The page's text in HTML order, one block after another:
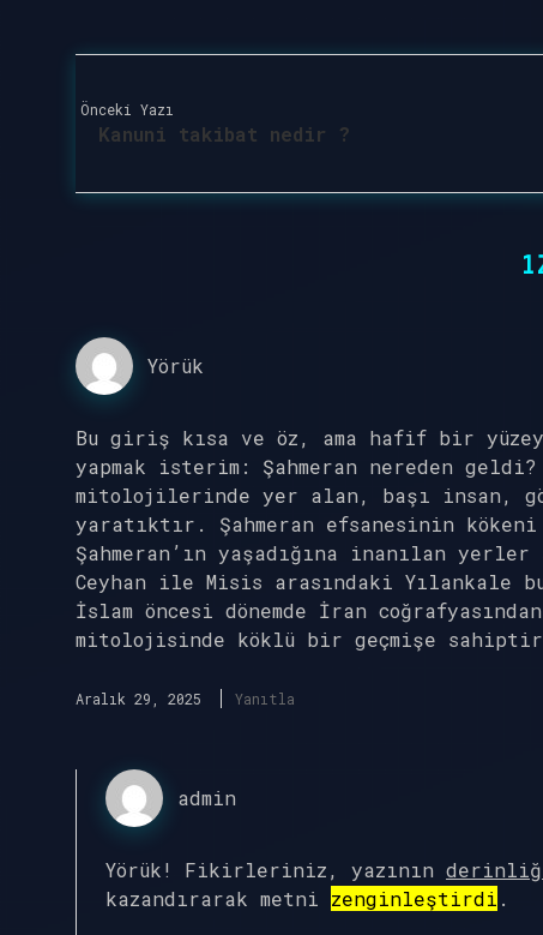
Önceki Yazı
Kanuni takibat nedir ?
Yörük
Bu giriş kısa ve öz, ama hafif bir
yapmak isterim: Şahmeran nereden
mitolojilerinde yer alan, başı insan,
yaratıktır. Şahmeran efsanesinin
Şahmeran’ın yaşadığına inanılan
Ceyhan ile Misis arasındaki Yılankale
İslam öncesi dönemde İran
mitolojisinde köklü bir geçmişe
Aralık 29, 2025 Yanıtla
admin
Yörük! Fikirleriniz, yazının
kazandırarak metni zenginleştirdi .